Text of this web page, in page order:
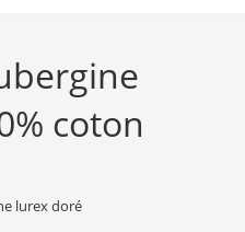
coton
lurex doré